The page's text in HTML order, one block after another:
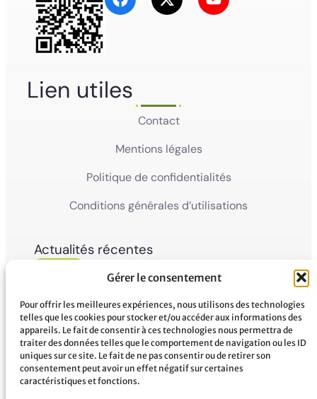
Gérer le consentement
Pour offrir les meilleures expériences, nous utilisons des technologies
telles que les cookies pour stocker et/ou accéder aux informations des
appareils. Le fait de consentir à ces technologies nous permettra de
traiter des données telles que le comportement de navigation ou les ID
uniques sur ce site. Le fait de ne pas consentir ou de retirer son
consentement peut avoir un effet négatif sur certaines
caractéristiques et fonctions.
Lien utiles
Contact
Mentions légales
Politique de confidentialités
Conditions générales d’utilisations
Actualités récentes
La Ville de Mana informe la population qu’un
vendredi 5 juin 2026 à partir...
02
Juin'26
Ville de Mana
COMMUNIQUÉ A LA POPULATION Panne des
réseaux Orange sur le territoire de Mana
...